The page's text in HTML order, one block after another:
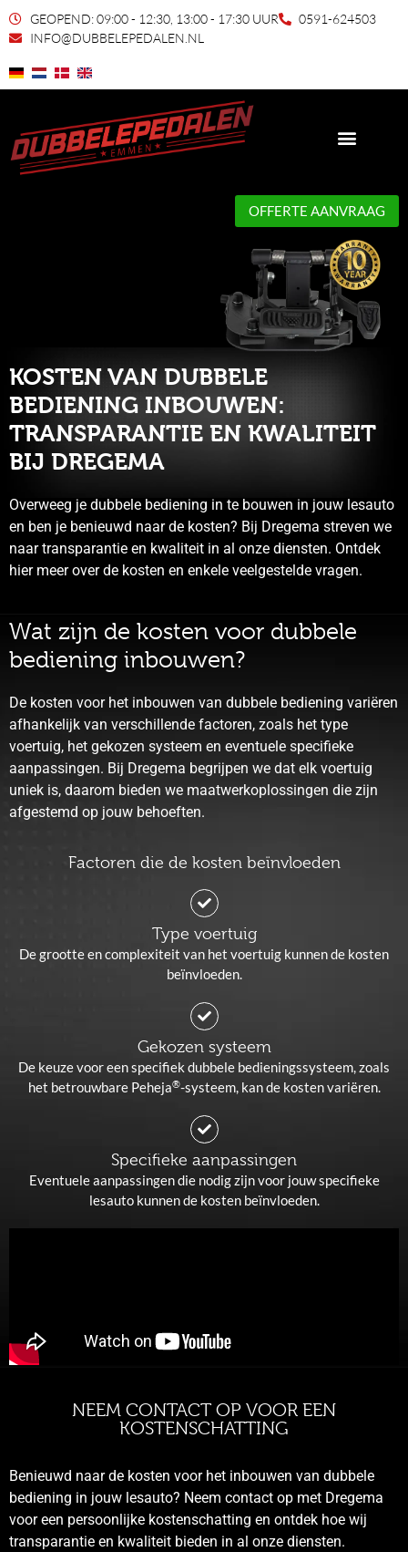
GEOPEND: 09:00 - 12:30, 13:00 - 17:30 UUR
0591-624503
INFO@DUBBELEPEDALEN.NL
OFFERTE AANVRAAG
KOSTEN VAN DUBBELE
BEDIENING INBOUWEN:
TRANSPARANTIE EN KWALITEIT
BIJ DREGEMA
Overweeg je dubbele bediening in te bouwen in jouw lesauto
en ben je benieuwd naar de kosten? Bij Dregema streven we
naar transparantie en kwaliteit in al onze diensten. Ontdek
hier meer over de kosten en enkele veelgestelde vragen.
Wat zijn de kosten voor dubbele
bediening inbouwen?
De kosten voor het inbouwen van dubbele bediening variëren
afhankelijk van verschillende factoren, zoals het type
voertuig, het gekozen systeem en eventuele specifieke
aanpassingen. Bij Dregema begrijpen we dat elk voertuig
uniek is, daarom bieden we maatwerkoplossingen die zijn
afgestemd op jouw behoeften.
Factoren die de kosten beïnvloeden
Type voertuig
De grootte en complexiteit van het voertuig kunnen de kosten
beïnvloeden.
Gekozen systeem
De keuze voor een specifiek dubbele bedieningssysteem, zoals
het betrouwbare Peheja®-systeem, kan de kosten variëren.
Specifieke aanpassingen
Eventuele aanpassingen die nodig zijn voor jouw specifieke
lesauto kunnen de kosten beïnvloeden.
NEEM CONTACT OP VOOR EEN
KOSTENSCHATTING
Benieuwd naar de kosten voor het inbouwen van dubbele
bediening in jouw lesauto? Neem contact op met Dregema
voor een persoonlijke kostenschatting en ontdek hoe wij
transparantie en kwaliteit bieden in al onze diensten.